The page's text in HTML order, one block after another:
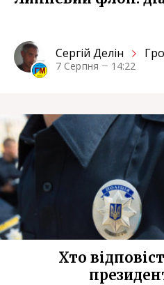
Сергiй Делін
7 Серпня 14:22
Хто